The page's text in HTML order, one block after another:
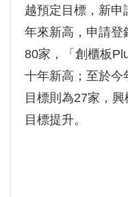
越預定目標，新
年來新高，申請登
80家，「創櫃板
十年新高；至於今
目標則為27家，
目標提升。